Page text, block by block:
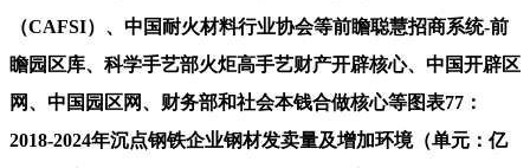
（CAFSI）、中国耐火材料行业协会等前瞻聪慧招商系统-前
瞻园区库、科学手艺部火炬高手艺财产开辟核心、中国开辟区
网、中国园区网、财务部和社会本钱合做核心等图表77：
2018-2024年沉点钢铁企业钢材发卖量及增加环境（单元：亿